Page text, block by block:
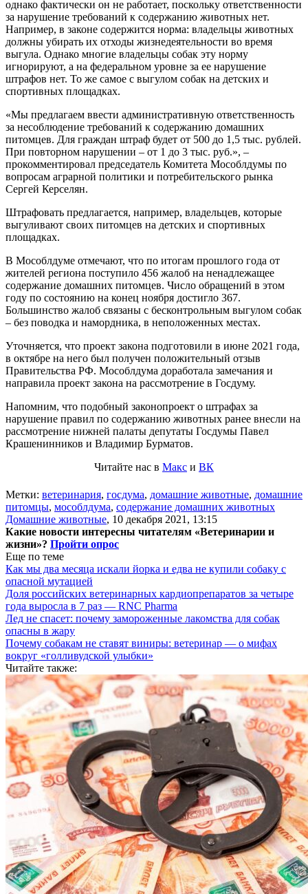
однако фактически он не работает, поскольку ответственности
за нарушение требований к содержанию животных нет.
Например, в законе содержится норма: владельцы животных
должны убирать их отходы жизнедеятельности во время
выгула. Однако многие владельцы собак эту норму
игнорируют, а на федеральном уровне за ее нарушение
штрафов нет. То же самое с выгулом собак на детских и
спортивных площадках.
«Мы предлагаем ввести административную ответственность
за несоблюдение требований к содержанию домашних
питомцев. Для граждан штраф будет от 500 до 1,5 тыс. рублей.
При повторном нарушении – от 1 до 3 тыс. руб.», –
прокомментировал председатель Комитета Мособлдумы по
вопросам аграрной политики и потребительского рынка
Сергей Керселян.
Штрафовать предлагается, например, владельцев, которые
выгуливают своих питомцев на детских и спортивных
площадках.
В Мособлдуме отмечают, что по итогам прошлого года от
жителей региона поступило 456 жалоб на ненадлежащее
содержание домашних питомцев. Число обращений в этом
году по состоянию на конец ноября достигло 367.
Большинство жалоб связаны с бесконтрольным выгулом собак
– без поводка и намордника, в неположенных местах.
Уточняется, что проект закона подготовили в июне 2021 года,
в октябре на него был получен положительный отзыв
Правительства РФ. Мособлдума доработала замечания и
направила проект закона на рассмотрение в Госдуму.
Напомним, что подобный законопроект о штрафах за
нарушение правил по содержанию животных ранее внесли на
рассмотрение нижней палаты депутаты Госдумы Павел
Крашенинников и Владимир Бурматов.
Читайте нас в Макс и ВК
Метки: ветеринария, госдума, домашние животные, домашние
питомцы, мособлдума, содержание домашних животных
Домашние животные, 10 декабря 2021, 13:15
Какие новости интересны читателям «Ветеринарии и
жизни»? Пройти опрос
Еще по теме
Как мы два месяца искали йорка и едва не купили собаку с
опасной мутацией
Доля российских ветеринарных кардиопрепаратов за четыре
года выросла в 7 раз — RNC Pharma
Лед не спасет: почему замороженные лакомства для собак
опасны в жару
Почему собакам не ставят виниры: ветеринар — о мифах
вокруг «голливудской улыбки»
Читайте также: